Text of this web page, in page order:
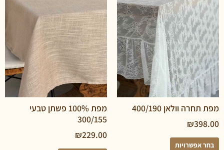
וולאן 400/190
₪
מפת 100% פשתן טבעי
300/155
₪